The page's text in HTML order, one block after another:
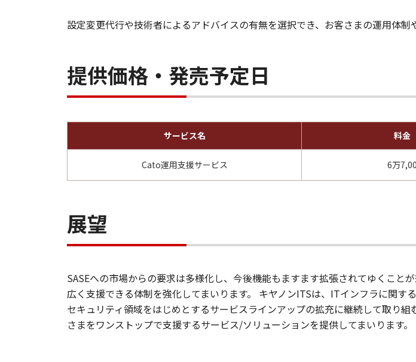
設定変更代行や技術者によるアドバイスの有無を選択でき、お客さまの運用体制
提供価格・発売予定日
サービス名 料金
Cato運用支援サービス 6万
展望
SASEへの市場からの要求は多様化し、今後機能もますます拡張されてゆくこと
広く支援できる体制を強化してまいります。 キヤノンITSは、ITインフラに関す
セキュリティ領域をはじめとするサービスラインアップの拡充に継続して取り
さまをワンストップで支援するサービス/ソリューションを提供してまいります。